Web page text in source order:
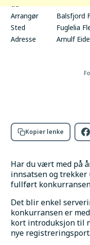
tid
Arrangør
Balsfjord
Sted
Fuglelia
Adresse
Arnulf
Kopier lenke
Har du vært med på
innsatsen og
fullført
Det blir enkel
konkurransen er
kort introduksjon til
nye